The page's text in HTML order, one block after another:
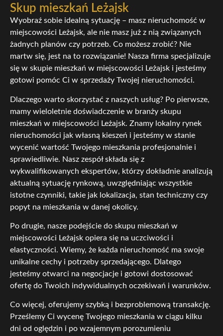
Skup mieszkań Leżajsk
Wyobraź sobie idealną sytuację – masz nieruchomość w
miejscowości Leżajsk, ale nie masz już z nią związanych
żadnych planów czy potrzeb. Co możesz zrobić? Nie
martw się, jest na to rozwiązanie! Nasza firma specjalizuje
się w skupie mieszkań w miejscowości Leżajsk i jesteśmy
gotowi pomóc Ci w sprzedaży Twojej nieruchomości.
Dlaczego warto skorzystać z naszych usług? Po pierwsze,
mamy wieloletnie doświadczenie w branży skupu
mieszkań w miejscowości Leżajsk. Znamy lokalny rynek
nieruchomości jak własną kieszeń i jesteśmy w stanie
wycenić wartość Twojego mieszkania profesjonalnie i
sprawiedliwie. Nasz zespół składa się z
wykwalifikowanych ekspertów, którzy dokładnie analizują
aktualną sytuację rynkową, uwzględniając wszystkie
istotne czynniki, takie jak lokalizacja, stan techniczny czy
popyt na mieszkania w danej okolicy.
Po drugie, nasze podejście do skupu mieszkań w
miejscowości Leżajsk opiera się na uczciwości i
elastyczności. Wiemy, że każda nieruchomość ma swoje
unikalne cechy i potrzeby sprzedającego. Dlatego
jesteśmy otwarci na negocjacje i gotowi dostosować
ofertę do Twoich indywidualnych oczekiwań i warunków.
Co więcej, oferujemy szybką i bezproblemową transakcję.
Prześlemy Ci wycenę Twojego mieszkania w ciągu kilku
dni od oględzin i po wzajemnym porozumieniu